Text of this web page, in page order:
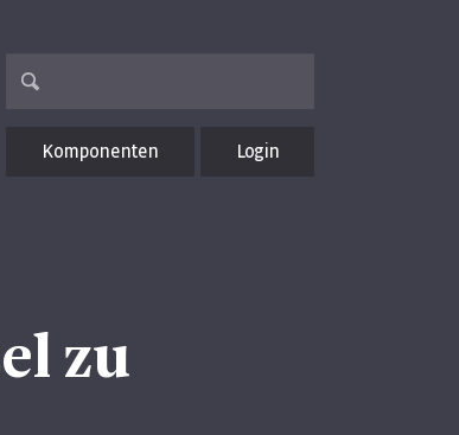
Komponenten Login
zu